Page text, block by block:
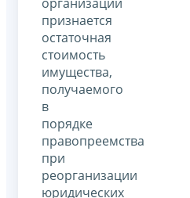
признается
остаточная
стоимость
имущества,
получаемого
в
порядке
правопреемства
при
реорганизации
юридических